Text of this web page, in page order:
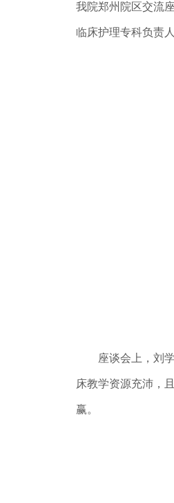
我院郑州院区交流
临床护理专科负责
座谈会上，刘学
床教学资源充沛，
赢。